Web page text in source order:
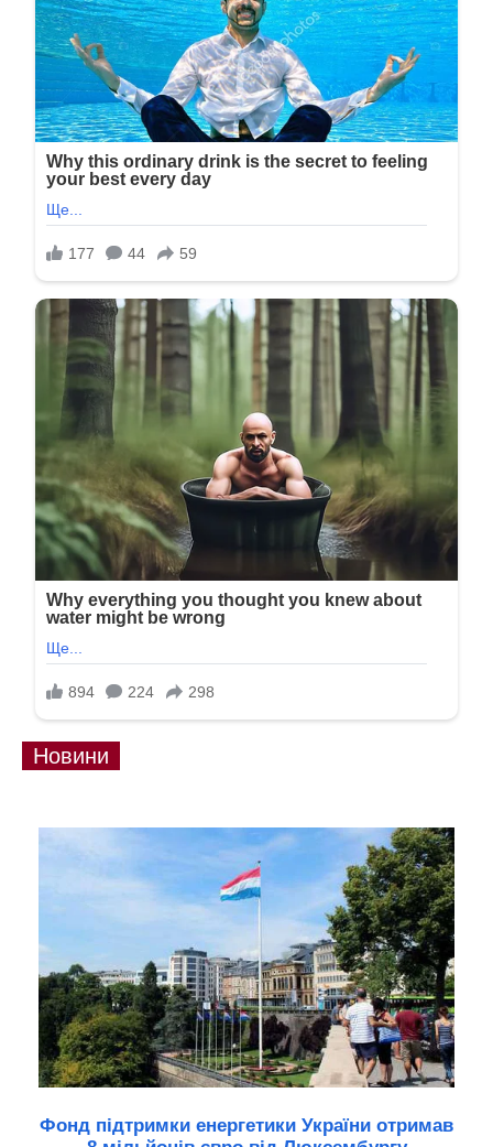
Новини
Фонд підтримки енергетики України отримав